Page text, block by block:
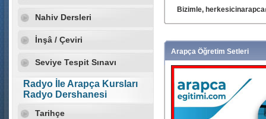
Nahiv Dersleri
İnşâ / Çeviri
Seviye Tespit Sınavı
Radyo İle Arapça Kursları
Radyo Dershanesi
Tarihçe
ve 0544 699 89 79'dan
Ekleme Tarihi:03 Ocak 2022
"ARAPÇA EĞİTİMİ"
SEVİYEDEN ARAPÇA
İÇERİĞİYLE
UNUTMAYINIZ.
Ekleme Tarihi:03 Ocak 2022
Arapça Öğretim Setleri